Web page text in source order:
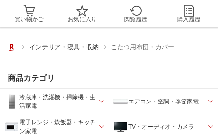
買い物かご お気に入り 閲覧履歴 購入履歴
インテリア・寝具・収納 こたつ用布団・カバー
商品カテゴリ
冷蔵庫・洗濯機・掃除機・生
活家電
エアコン・空調・季節家電
電子レンジ・炊飯器・キッチ
ン家電
TV・オーディオ・カメラ